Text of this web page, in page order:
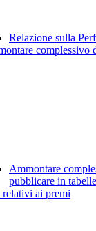
Relazione sulla
complessivo
Ammontare
pubblicare in
ai premi